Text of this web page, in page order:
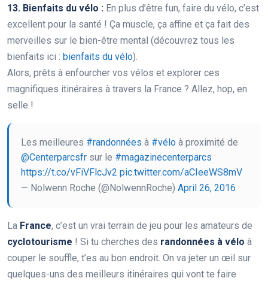
13. Bienfaits du vélo : En plus d’être fun, faire du vélo, c’est
excellent pour la santé ! Ça muscle, ça affine et ça fait des
merveilles sur le bien-être mental (découvrez tous les
bienfaits ici : bienfaits du vélo).
Alors, prêts à enfourcher vos vélos et explorer ces
magnifiques itinéraires à travers la France ? Allez, hop, en
selle !
Les meilleures #randonnées à #vélo à proximité de
@Centerparcsfr sur le #magazinecenterparcs
https://t.co/vFiVFlcJv2 pic.twitter.com/aCIeeWS8mV
— Nolwenn Roche (@NolwennRoche) April 26, 2016
La France, c’est un vrai terrain de jeu pour les amateurs de
cyclotourisme ! Si tu cherches des randonnées à vélo à
couper le souffle, t’es au bon endroit. On va jeter un œil sur
quelques-uns des meilleurs itinéraires qui vont te faire